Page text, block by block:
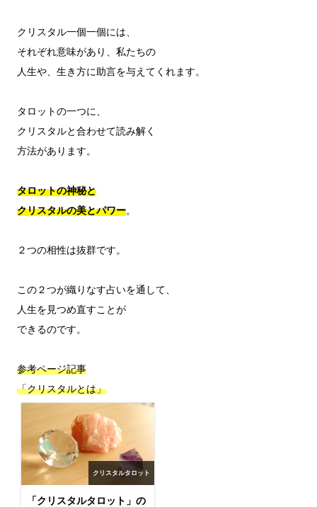
クリスタル一個一個には、
それぞれ意味があり、私たちの
人生や、生き方に助言を与えてくれます。
タロットの一つに、
クリスタルと合わせて読み解く
方法があります。
タロットの神秘と
クリスタルの美とパワー。
２つの相性は抜群です。
この２つが織りなす占いを通して、
人生を見つめ直すことが
できるのです。
参考ページ記事
「クリスタルとは」
クリスタルタロット
「クリスタルタロット」の